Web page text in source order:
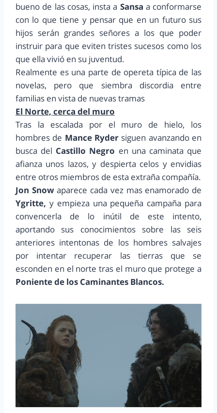
bueno de las cosas, insta a Sansa a conformarse
con lo que tiene y pensar que en un futuro sus
hijos serán grandes señores a los que poder
instruir para que eviten tristes sucesos como los
que ella vivió en su juventud.
Realmente es una parte de opereta típica de las
novelas, pero que siembra discordia entre
familias en vista de nuevas tramas
El Norte, cerca del muro
Tras la escalada por el muro de hielo, los
hombres de Mance Ryder siguen avanzando en
busca del Castillo Negro en una caminata que
afianza unos lazos, y despierta celos y envidias
entre otros miembros de esta extraña compañía.
Jon Snowaparece cada vez mas enamorado de
Ygritte, y empieza una pequeña campaña para
convencerla de lo inútil de este intento,
aportando sus conocimientos sobre las seis
anteriores intentonas de los hombres salvajes
por intentar recuperar las tierras que se
esconden en el norte tras el muro que protege a
Poniente de los Caminantes Blancos.